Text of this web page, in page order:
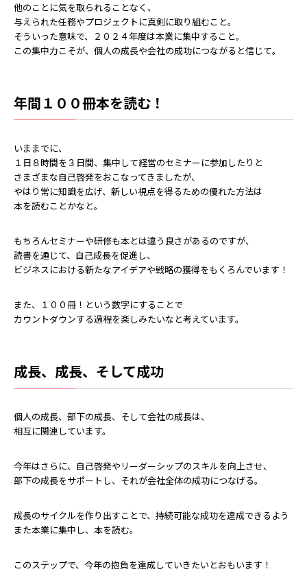
他のことに気を取られることなく、
与えられた任務やプロジェクトに真剣に取り組むこと。
そういった意味で、２０２４年度は本業に集中すること。
この集中力こそが、個人の成長や会社の成功につながると信じて。
年間１００冊本を読む！
いままでに、
１日８時間を３日間、集中して経営のセミナーに参加したりと
さまざまな自己啓発をおこなってきましたが、
やはり常に知識を広げ、新しい視点を得るための優れた方法は
本を読むことかなと。
もちろんセミナーや研修も本とは違う良さがあるのですが、
読書を通じて、自己成長を促進し、
ビジネスにおける新たなアイデアや戦略の獲得をもくろんでいます！
また、１００冊！という数字にすることで
カウントダウンする過程を楽しみたいなと考えています。
成長、成長、そして成功
個人の成長、部下の成長、そして会社の成長は、
相互に関連しています。
今年はさらに、自己啓発やリーダーシップのスキルを向上させ、
部下の成長をサポートし、それが会社全体の成功につなげる。
成長のサイクルを作り出すことで、持続可能な成功を達成できるよう
また本業に集中し、本を読む。
このステップで、今年の抱負を達成していきたいとおもいます！